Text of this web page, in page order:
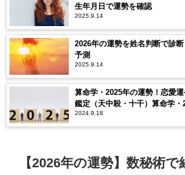
生年月日で運勢を確認
2025.9.14
2026年の運勢を姓名判断で診
予測
2025.9.14
算命学・2025年の運勢！恋愛
鑑定（天中殺・十干）算命学・
運や仕事運などを無料鑑定（天
2024.9.18
【2026年の運勢】数秘術で